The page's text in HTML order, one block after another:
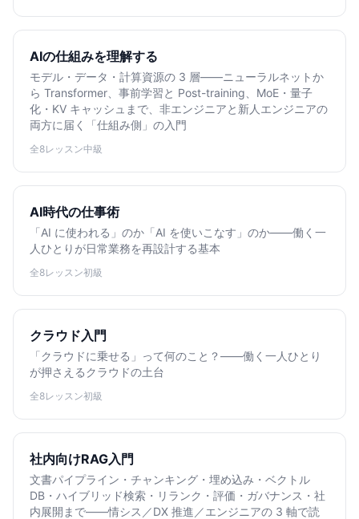
AIの仕組みを理解する
モデル・データ・計算資源の 3 層——ニューラルネットか
ら Transformer、事前学習と Post-training、MoE・量子
化・KV キャッシュまで、非エンジニアと新人エンジニアの
両方に届く「仕組み側」の入門
全8レッスン中級
AI時代の仕事術
「AI に使われる」のか「AI を使いこなす」のか——働く一
人ひとりが日常業務を再設計する基本
全8レッスン初級
クラウド入門
「クラウドに乗せる」って何のこと？——働く一人ひとり
が押さえるクラウドの土台
全8レッスン初級
社内向けRAG入門
文書パイプライン・チャンキング・埋め込み・ベクトル
DB・ハイブリッド検索・リランク・評価・ガバナンス・社
内展開まで——情シス／DX 推進／エンジニアの 3 軸で読